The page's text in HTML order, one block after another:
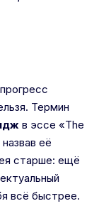
Термин
в эссе «The
её
старше: ещё
всё быстрее.